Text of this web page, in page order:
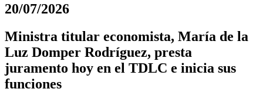
20/07/2026
Ministra titular economista, María de la
Luz Domper Rodríguez, presta
juramento hoy en el TDLC e inicia sus
funciones